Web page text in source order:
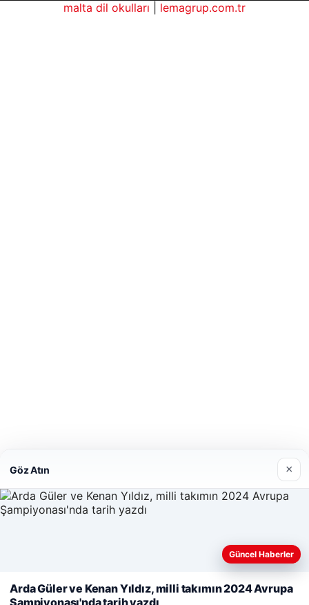
Web sitemizi nasıl kullandığınızı daha iyi anlayabilmek,
Politikamız
Göz Atın ×
Güncel Haberler
Arda Güler ve Kenan Yıldız, milli takımın 2024 Avrupa
Şampiyonası'nda tarih yazdı
malta dil okulları
lemagrup.com.tr